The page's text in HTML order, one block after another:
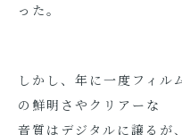
った。
しかし、年に一度フィル
の鮮明さやクリアーな
音質はデジタルに譲るが